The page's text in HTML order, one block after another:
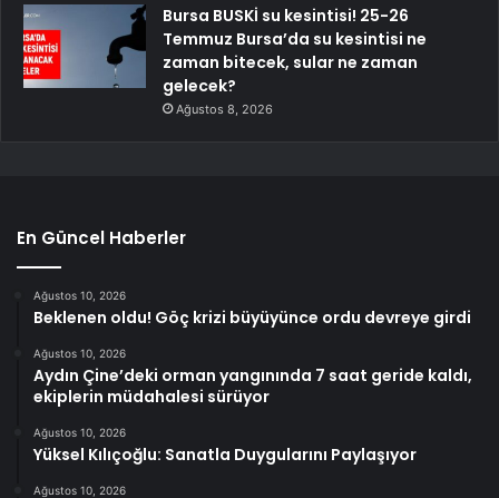
Bursa BUSKİ su kesintisi! 25-26
Temmuz Bursa’da su kesintisi ne
zaman bitecek, sular ne zaman
gelecek?
Ağustos 8, 2026
En Güncel Haberler
Ağustos 10, 2026
Beklenen oldu! Göç krizi büyüyünce ordu devreye girdi
Ağustos 10, 2026
Aydın Çine’deki orman yangınında 7 saat geride kaldı,
ekiplerin müdahalesi sürüyor
Ağustos 10, 2026
Yüksel Kılıçoğlu: Sanatla Duygularını Paylaşıyor
Ağustos 10, 2026